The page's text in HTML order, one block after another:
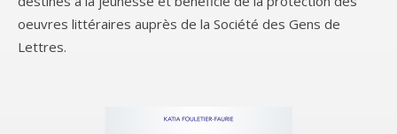
oeuvres littéraires auprès de la Société des Gens de
Lettres.